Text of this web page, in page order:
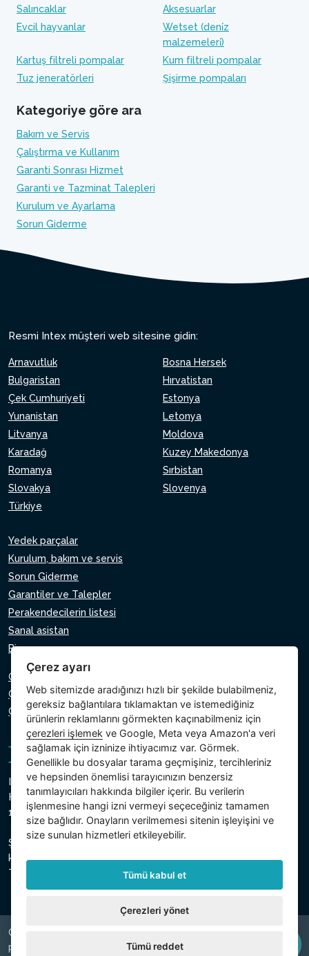
Salıncaklar
Aksesuarlar
Evcil hayvanlar
Wetset (deni̇z
malzemeleri̇)
Kartuş filtreli pompalar
Kum filtreli pompalar
Tuz jeneratörleri
Şişirme pompaları
Kategoriye göre ara
Bakım ve Servis
Çalıştırma ve Kullanım
Garanti Sonrası Hizmet
Garanti ve Tazminat Talepleri
Kurulum ve Ayarlama
Sorun Giderme
Resmi Intex müşteri web sitesine gidin:
Arnavutluk
Bosna Hersek
Bulgaristan
Hırvatistan
Çek Cumhuriyeti
Estonya
Yunanistan
Letonya
Litvanya
Moldova
Karadağ
Kuzey Makedonya
Romanya
Sırbistan
Slovakya
Slovenya
Türkiye
Yedek parçalar
Kurulum, bakım ve servis
Sorun Giderme
Garantiler ve Talepler
Perakendecilerin listesi
Sanal asistan
Bize yazın
Gizlilik Politikası
Çerez Politikası
Çerezlerin ayarı
Intex Trading, s.r.o.
Hradecká 2526/3
130 00 Prag 3 - Çek Cumhuriyeti
Şirket, Prag Belediye Mahkemesi, Bölüm C, Insert 74759'da
kayıtlıdır.
Ticaret sicil numarası 26150808, VKN CZ26150808
Copyright © 2026 INTEX TRADING s.r.o. Všechna
právavyhrazena.
Çerez ayarı
Web sitemizde aradığınızı hızlı bir şekilde bulabilmeniz,
gereksiz bağlantılara tıklamaktan ve istemediğiniz
ürünlerin reklamlarını görmekten kaçınabilmeniz için
çerezleri işlemek ve Google, Meta veya Amazon'a veri
sağlamak için izninize ihtiyacımız var. Görmek.
Genellikle bu dosyalar tarama geçmişiniz, tercihleriniz
ve hepsinden önemlisi tarayıcınızın benzersiz
tanımlayıcıları hakkında bilgiler içerir. Bu verilerin
işlenmesine hangi izni vermeyi seçeceğiniz tamamen
size bağlıdır. Onayların verilmemesi sitenin işleyişini ve
size sunulan hizmetleri etkileyebilir.
Tümü kabul et
Çerezleri yönet
Tümü reddet